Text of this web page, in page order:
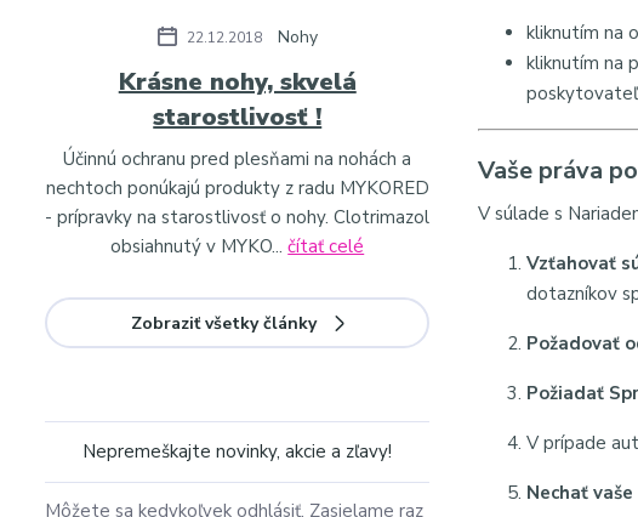
22.12.2018 Nohy
Krásne nohy, skvelá
starostlivosť !
Účinnú ochranu pred plesňami na nohách a
nechtoch ponúkajú produkty z radu MYKORED
- prípravky na starostlivosť o nohy. Clotrimazol
obsiahnutý v MYKO...čítať celé
Zobraziť všetky články
Nepremeškajte novinky, akcie a zľavy!
Môžete sa kedykoľvek odhlásiť. Zasielame raz
kliknutím na
kliknutím na
Vaše práva
V súlade s
Vzťahovať
dotazníkov
Požadovať
Požiadať
V prípade
Nechať